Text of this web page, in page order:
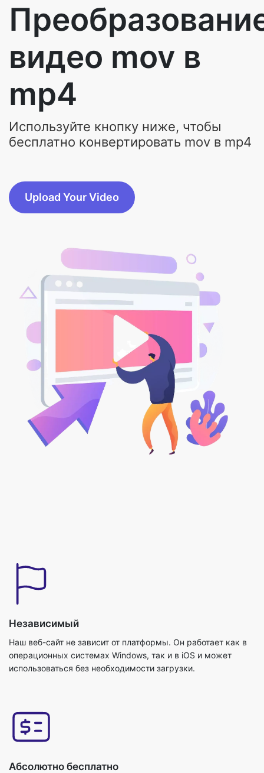
видео mov в
mp4
Используйте кнопку ниже, чтобы
бесплатно конвертировать mov в mp4
Upload Your Video
Независимый
Наш веб-сайт не зависит от платформы. Он работает как в
операционных системах Windows, так и в iOS и может
использоваться без необходимости загрузки.
Абсолютно бесплатно